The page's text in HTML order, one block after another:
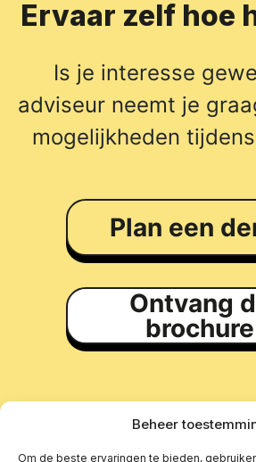
Beheer
Om de beste ervaringen te bieden,
Ervaar zelf hoe
Is je interesse
adviseur neemt je
mogelijkheden
Plan een
Ontvang
brochure